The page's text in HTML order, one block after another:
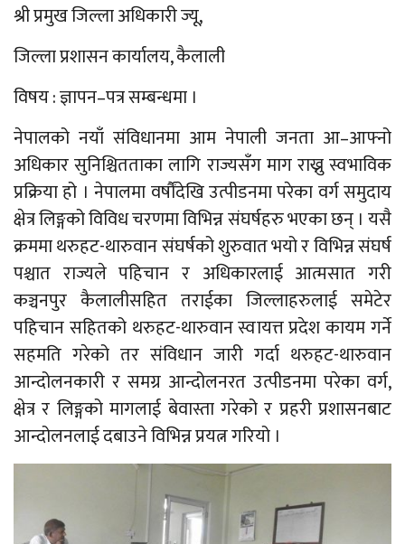
श्री प्रमुख जिल्ला अधिकारी ज्यू,
जिल्ला प्रशासन कार्यालय, कैलाली
विषय : ज्ञापन–पत्र सम्बन्धमा ।
नेपालको नयाँ संविधानमा आम नेपाली जनता आ–आफ्नो
अधिकार सुनिश्चितताका लागि राज्यसँग माग राख्नु स्वभाविक
प्रक्रिया हो । नेपालमा वर्षौंदेखि उत्पीडनमा परेका वर्ग समुदाय
क्षेत्र लिङ्गको विविध चरणमा विभिन्न संघर्षहरु भएका छन् । यसै
क्रममा थरुहट-थारुवान संघर्षको शुरुवात भयो र विभिन्न संघर्ष
पश्चात राज्यले पहिचान र अधिकारलाई आत्मसात गरी
कञ्चनपुर कैलालीसहित तराईका जिल्लाहरुलाई समेटेर
पहिचान सहितको थरुहट-थारुवान स्वायत्त प्रदेश कायम गर्ने
सहमति गरेको तर संविधान जारी गर्दा थरुहट-थारुवान
आन्दोलनकारी र समग्र आन्दोलनरत उत्पीडनमा परेका वर्ग,
क्षेत्र र लिङ्गको मागलाई बेवास्ता गरेको र प्रहरी प्रशासनबाट
आन्दोलनलाई दबाउने विभिन्न प्रयत्न गरियो ।